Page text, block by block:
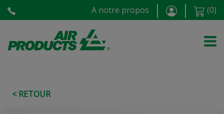
A notre propos (0)
< RETOUR